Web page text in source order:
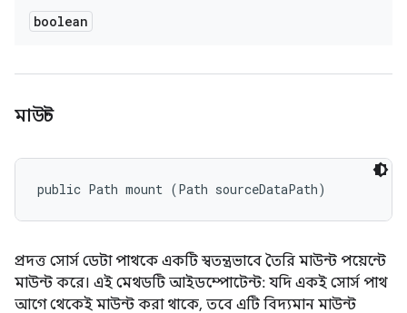
boolean
মাউন্ট
public Path mount (Path sourceDataPath)
প্রদত্ত সোর্স ডেটা পাথকে একটি স্বতন্ত্রভাবে তৈরি মাউন্ট পয়েন্টে
মাউন্ট করে। এই মেথডটি আইডম্পোটেন্ট: যদি একই সোর্স পাথ
আগে থেকেই মাউন্ট করা থাকে, তবে এটি বিদ্যমান মাউন্ট